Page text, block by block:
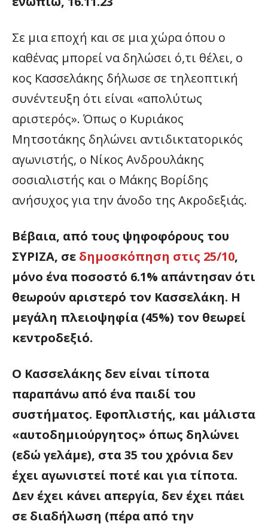
Σε μια εποχή και σε μια χώρα όπου ο
καθένας μπορεί να δηλώσει ό,τι θέλει, ο
κος Κασσελάκης δήλωσε σε τηλεοπτική
συνέντευξη ότι είναι «απολύτως
αριστερός». Όπως ο Κυριάκος
Μητσοτάκης δηλώνει αντιδικτατορικός
αγωνιστής, ο Νίκος Ανδρουλάκης
σοσιαλιστής και ο Μάκης Βορίδης
ανήσυχος για την άνοδο της Ακροδεξιάς.
Βέβαια, από τους ψηφοφόρους του
ΣΥΡΙΖΑ, σε δημοσκόπηση στις 25/10,
μόνο ένα ποσοστό 6.1% απάντησαν ότι
θεωρούν αριστερό τον Κασσελάκη. Η
μεγάλη πλειοψηφία (45%) τον θεωρεί
κεντροδεξιό.
Ο Κασσελάκης δεν είναι τίποτα
παραπάνω από ένα παιδί του
συστήματος. Εφοπλιστής, και μάλιστα
«αυτοδημιούργητος» όπως δηλώνει
(εδώ γελάμε), στα 35 του χρόνια δεν
έχει αγωνιστεί ποτέ και για τίποτα.
Δεν έχει κάνει απεργία, δεν έχει πάει
σε διαδήλωση (πέρα από την